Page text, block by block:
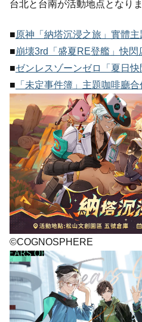
台北と台南が活動地点となりま
■原神「納塔沉浸之旅」實體主
■崩壊3rd「盛夏RE登艦」快閃
■ゼンレスゾーンゼロ「夏日
■ 「未定事件簿」主題咖啡廳合
©COGNOSPHERE